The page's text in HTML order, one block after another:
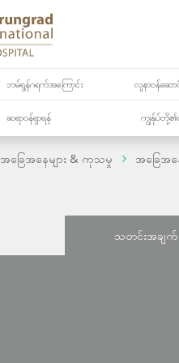
ဘမ်ရွန်ဂရက်အကြောင်း လူနာဝန်ဆော
ဆရာဝန်ရှာရန် ကျွန်ုပ်တို့၏
အခြေအနေများ & ကုသမှု အခြေအန
သတင်းအခ